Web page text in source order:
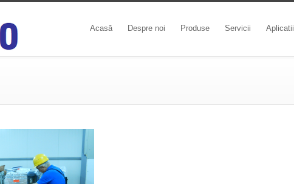
Acasă Despre noi Produse Servicii Aplicatii